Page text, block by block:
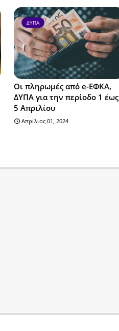
ΔΥΠΑ
Οι πληρωμές από e-ΕΦΚΑ,
ΔΥΠΑ για την περίοδο 1 έως
5 Απριλίου
Απρίλιος 01, 2024